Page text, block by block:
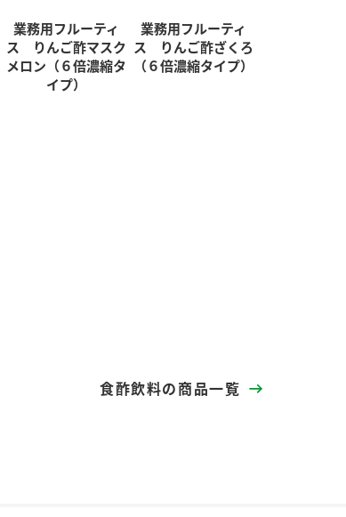
業務用フルーティ
ス りんご酢マスク
メロン（６倍濃縮タ
イプ）
業務用フルーティ
ス りんご酢ざくろ
（６倍濃縮タイプ）
食酢飲料の商品一覧